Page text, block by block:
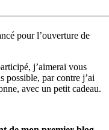
pour l’ouverture de
j’aimerai vous
possible, par contre j’ai
avec un petit cadeau.